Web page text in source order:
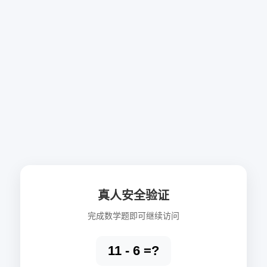
真人安全验证
完成数学题即可继续访问
11 - 6 =?